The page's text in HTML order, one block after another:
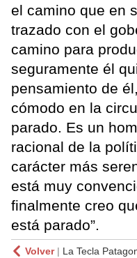
el camino que en
trazado con el
camino para
seguramente él
pensamiento de
cómodo en la
parado. Es un
racional de la
carácter más
está muy
finalmente creo
está parado”.
Volver| La Tecla